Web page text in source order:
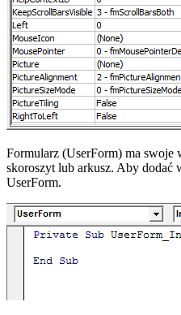
Formularz (UserForm) ma swoje
skoroszyt lub arkusz. Aby
UserForm.